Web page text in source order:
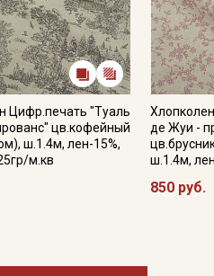
Цифр.печать "Туаль
цв.кофейный
ш.1.4м, лен-15%,
м.кв
де Жуи -
ш.1.4м,
850 руб.
обработки персональных
на обработку персональных
рекламных и